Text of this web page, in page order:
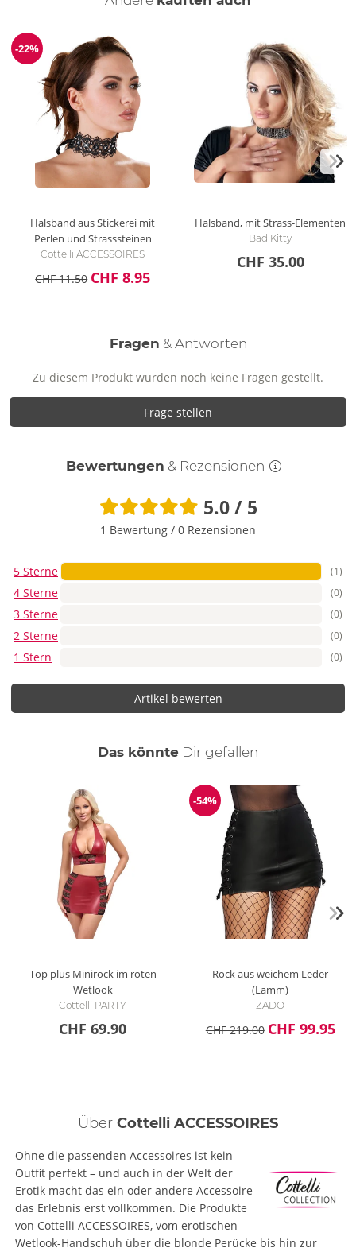
Reduzierung
-22%
Halsband aus Stickerei mit
Perlen und Strasssteinen
Cottelli ACCESSOIRES
CHF 11.50 CHF 8.95
Halsband, mit Strass-Elementen
Bad Kitty
CHF 35.00
Fragen & Antworten
Zu diesem Produkt wurden noch keine Fragen gestellt.
Frage stellen
Bewertungen & Rezensionen
5.0 / 5
1 Bewertung / 0 Rezensionen
5 Sterne (1)
4 Sterne (0)
3 Sterne (0)
2 Sterne (0)
1 Stern (0)
Artikel bewerten
Das könnte Dir auch
gefallen
Top plus Minirock im roten
Wetlook
Cottelli PARTY
CHF 69.90
Reduzierung
-54%
Rock aus weichem Leder
(Lamm)
ZADO
CHF 219.00 CHF 99.95
Über Cottelli ACCESSOIRES
Ohne die passenden Accessoires ist kein
Outfit perfekt – und auch in der Welt der
Erotik macht das ein oder andere Accessoire
das Erlebnis erst vollkommen. Die Produkte
von Cottelli ACCESSOIRES, vom erotischen
Wetlook-Handschuh über die blonde Perücke bis hin zur